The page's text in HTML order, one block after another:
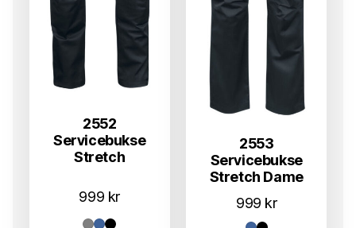
2552
Servicebukse
Stretch
999 kr
2553
Servicebukse
Stretch Dame
999 kr